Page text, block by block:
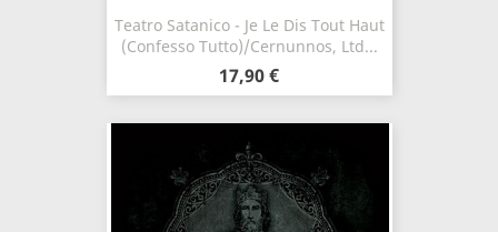
Teatro Satanico - Je Le Dis Tout Haut
(Confesso Tutto)/Cernunnos, Ltd...
17,90 €